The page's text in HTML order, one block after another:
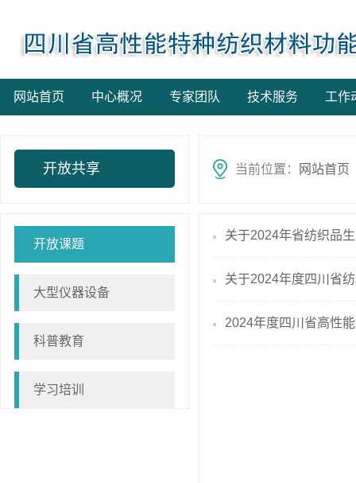
网站首页 中心概况 专家团队 技术服务 工作
开放共享 当前位置： 网站首页
开放课题
大型仪器设备
科普教育
学习培训
关于2024年省纺织品
关于2024年度四川省
2024年度四川省高性